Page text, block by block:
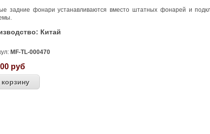
задние фонари устанавливаются вместо штатных фонарей и
Китай
MF-TL-000470
руб